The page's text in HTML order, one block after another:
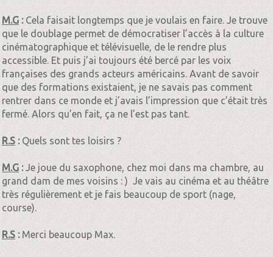
M.G:Cela faisait longtemps que je voulais en faire. Je trouve
que le doublage permet de démocratiser l’accès à la culture
cinématographique et télévisuelle, de le rendre plus
accessible. Et puis j’ai toujours été bercé par les voix
françaises des grands acteurs américains. Avant de savoir
que des formations existaient, je ne savais pas comment
rentrer dans ce monde et j’avais l’impression que c’était très
fermé. Alors qu’en fait, ça ne l’est pas tant.
R.S:Quels sont tes loisirs ?
M.G:Je joue du saxophone, chez moi dans ma chambre, au
grand dam de mes voisins : ) Je vais au cinéma et au théâtre
très régulièrement et je fais beaucoup de sport (nage,
course).
R.S :Merci beaucoup Max.